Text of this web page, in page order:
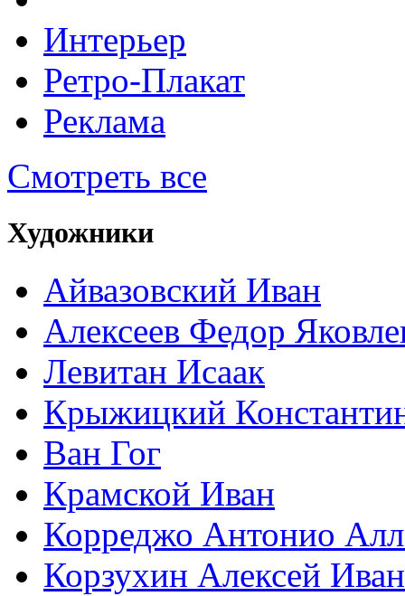
Интерьер
Ретро-Плакат
Реклама
Смотреть все
Художники
Айвазовский Иван
Алексеев Федор
Левитан Исаак
Крыжицкий
Ван Гог
Крамской Иван
Корреджо Антонио
Корзухин Алексей